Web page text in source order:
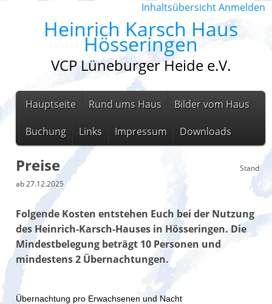
InhaltsübersichtAnmelden
Heinrich Karsch Haus
Hösseringen
VCP Lüneburger Heide e.V.
Hauptseite Rund ums Haus Bilder vom Haus
Buchung Links Impressum Downloads
Preise
Stand
ab 27.12.2025
Folgende Kosten entstehen Euch bei der Nutzung
des Heinrich-Karsch-Hauses in Hösseringen. Die
Mindestbelegung beträgt 10 Personen und
mindestens 2 Übernachtungen.
Übernachtung pro Erwachsenen und Nacht